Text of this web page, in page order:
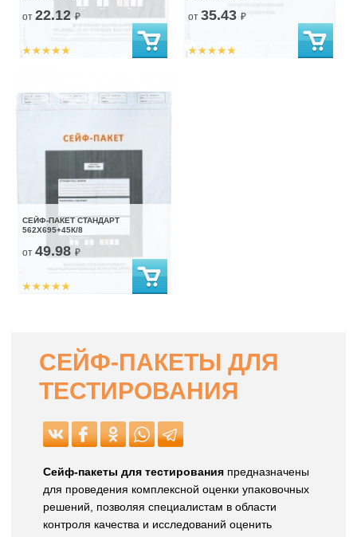
от 22.12₽ от 35.43 ₽
СЕЙФ-ПАКЕТ СТАНДАРТ
562Х695+45К/8
от 49.98 ₽
СЕЙФ-ПАКЕТЫ ДЛЯ
ТЕСТИРОВАНИЯ
Сейф-пакеты для тестирования предназначены
для проведения комплексной оценки упаковочных
решений, позволяя специалистам в области
контроля качества и исследований оценить